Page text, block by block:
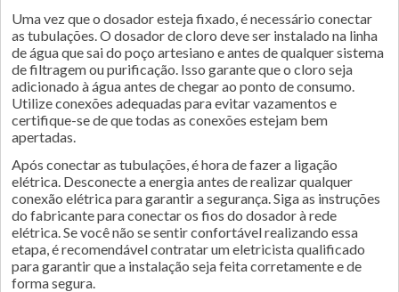
Uma vez que o dosador esteja fixado, é necessário conectar
as tubulações. O dosador de cloro deve ser instalado na linha
de água que sai do poço artesiano e antes de qualquer sistema
de filtragem ou purificação. Isso garante que o cloro seja
adicionado à água antes de chegar ao ponto de consumo.
Utilize conexões adequadas para evitar vazamentos e
certifique-se de que todas as conexões estejam bem
apertadas.
Após conectar as tubulações, é hora de fazer a ligação
elétrica. Desconecte a energia antes de realizar qualquer
conexão elétrica para garantir a segurança. Siga as instruções
do fabricante para conectar os fios do dosador à rede
elétrica. Se você não se sentir confortável realizando essa
etapa, é recomendável contratar um eletricista qualificado
para garantir que a instalação seja feita corretamente e de
forma segura.